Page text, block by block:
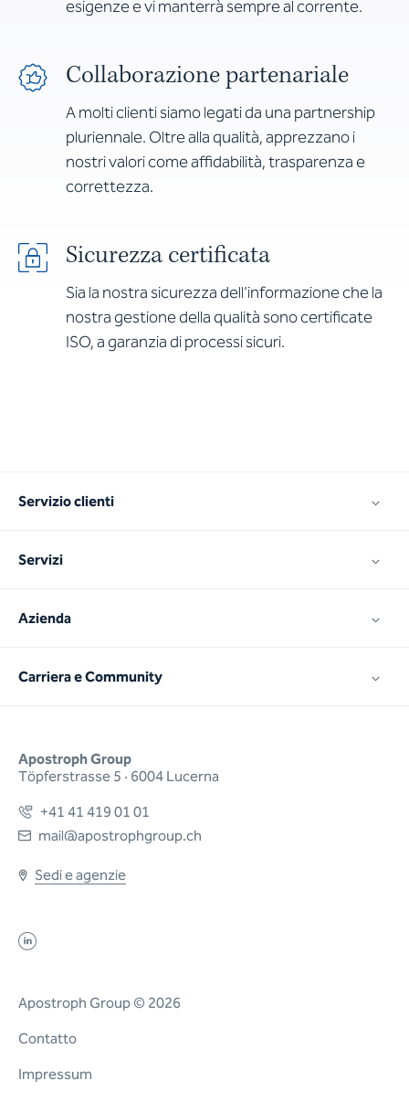
esigenze e vi manterrà sempre al corrente.
Collaborazione partenariale
A molti clienti siamo legati da una partnership
pluriennale. Oltre alla qualità, apprezzano i
nostri valori come affidabilità, trasparenza e
correttezza.
Sicurezza certificata
Sia la nostra sicurezza dell’informazione che la
nostra gestione della qualità sono certificate
ISO, a garanzia di processi sicuri.
Apostroph Group
Töpferstrasse 5 · 6004 Lucerna
+41 41 419 01 01
mail@apostrophgroup.ch
Sedi e agenzie
Servizio clienti
Servizi
Azienda
Carriera e Community
Apostroph Group © 2026
Contatto
Impressum